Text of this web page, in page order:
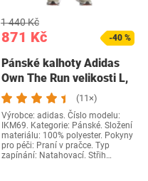
871 Kč
1 440 Kč
-40 %
Pánské kalhoty Adidas
Own The Run velikosti L,
černé
(11×)
Výrobce: adidas. Číslo modelu:
IKM69. Kategorie: Pánské. Složení
materiálu: 100% polyester. Pokyny
pro péči: Praní v pračce. Typ
zapínání: Natahovací. Střih…